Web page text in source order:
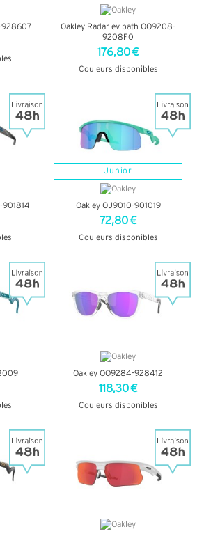
928607
Oakley Radar ev path OO9208-
9208F0
176,80 €
Couleurs disponibles
901814
Junior
Oakley OJ9010-901019
72,80 €
Couleurs disponibles
Oakley OO9284-928412
118,30 €
Couleurs disponibles